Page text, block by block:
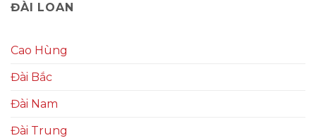
ĐÀI LOAN
Cao Hùng
Đài Bắc
Đài Nam
Đài Trung